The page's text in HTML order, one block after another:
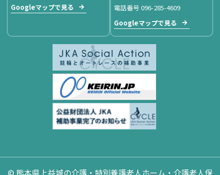
Googleマップで見る
電話番号 096-285-4609
Googleマップで見る
© 熊本県上益城の介護・特別養護老人ホーム・介護老人保